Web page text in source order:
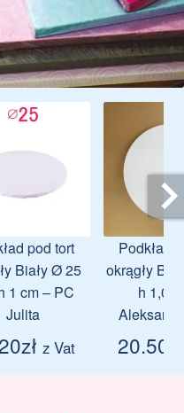
pod tort
Biały Ø 25
1 cm – PC
Julita
zł z Vat
Podkład
okrągły
h 1,0
20.50